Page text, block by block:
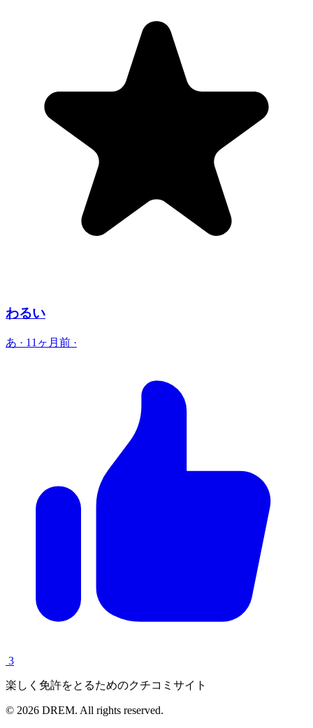
わるい
あ · 11ヶ月前 ·
3
楽しく免許をとるためのクチコミサイト
© 2026 DREM. All rights reserved.